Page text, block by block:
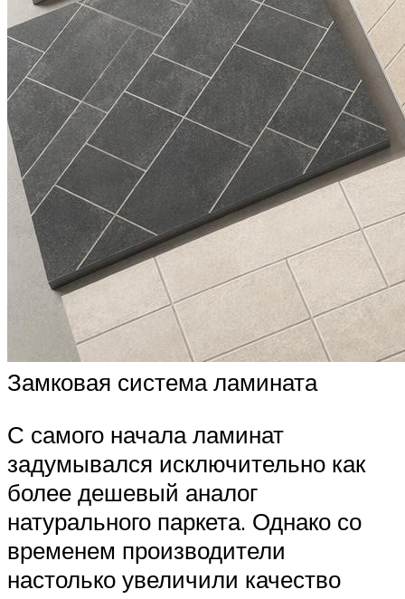
Замковая система ламината
С самого начала ламинат
задумывался исключительно как
более дешевый аналог
натурального паркета. Однако со
временем производители
настолько увеличили качество